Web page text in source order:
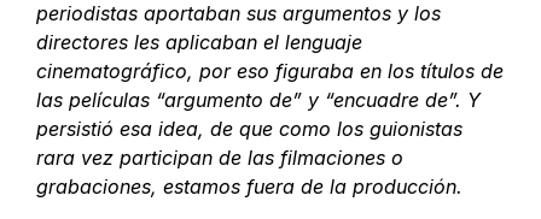
periodistas aportaban sus argumentos y los
directores les aplicaban el lenguaje
cinematográfico, por eso figuraba en los títulos de
las películas “argumento de” y “encuadre de”. Y
persistió esa idea, de que como los guionistas
rara vez participan de las filmaciones o
grabaciones, estamos fuera de la producción.